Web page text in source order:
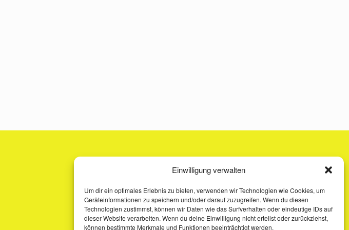
Einwilligung verwalten
Um dir ein optimales Erlebnis zu bieten, verwenden wir Technologien wie Cookies, um
Geräteinformationen zu speichern und/oder darauf zuzugreifen. Wenn du diesen
Technologien zustimmst, können wir Daten wie das Surfverhalten oder eindeutige IDs auf
dieser Website verarbeiten. Wenn du deine Einwilligung nicht erteilst oder zurückziehst,
können bestimmte Merkmale und Funktionen beeinträchtigt werden.